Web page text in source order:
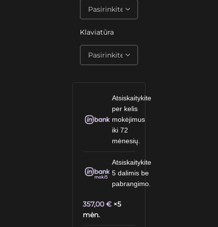
Klaviatūra
Atsiskaitykite
per kelis
mokėjimus
iki 72
mėnesių.
Atsiskaitykite
5 dalimis be
pabrangimo.
357,00€ ×5
mėn.